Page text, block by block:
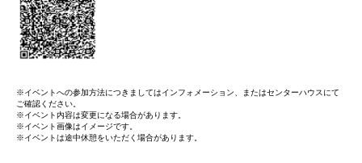
※イベントへの参加方法につきましてはインフォメーション、またはセンターハウスにて
ご確認ください。
※イベント内容は変更になる場合があります。
※イベント画像はイメージです。
※イベントは途中休憩をいただく場合があります。